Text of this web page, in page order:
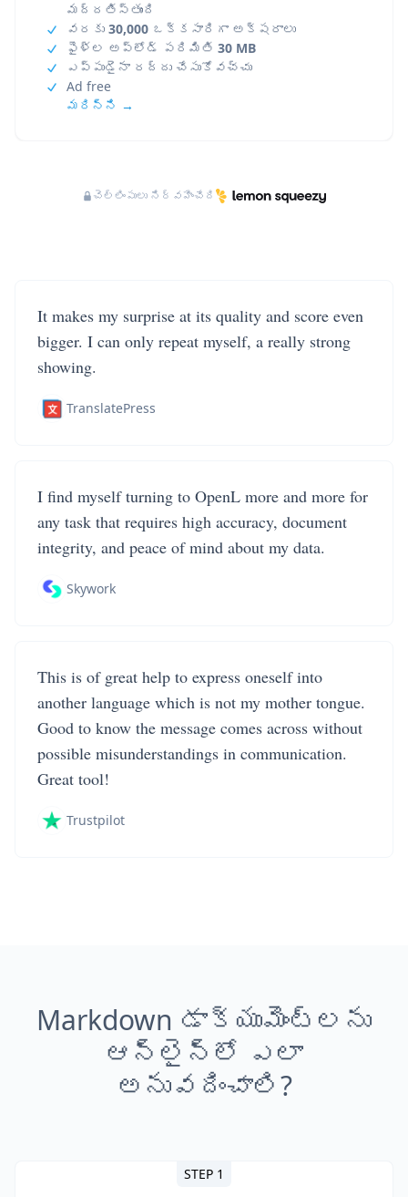
మద్దతిస్తుంది
వరకు 30,000 ఒక్కసారిగా అక్షరాలు
ఫైళ్ల అప్‌లోడ్ పరిమితి 30 MB
ఎప్పుడైనా రద్దు చేసుకోవచ్చు
Ad free
మరిన్ని →
చెల్లింపులు నిర్వహించేది
It makes my surprise at its quality and score even
bigger. I can only repeat myself, a really strong
showing.
TranslatePress
I find myself turning to OpenL more and more for
any task that requires high accuracy, document
integrity, and peace of mind about my data.
Skywork
This is of great help to express oneself into
another language which is not my mother tongue.
Good to know the message comes across without
possible misunderstandings in communication.
Great tool!
Trustpilot
Markdown డాక్యుమెంట్లను
ఆన్‌లైన్‌లో ఎలా
అనువదించాలి?
STEP 1